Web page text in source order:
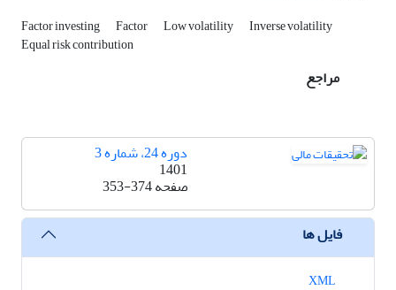
Factor investing Factor Low volatility Inverse volatility
Equal risk contribution
مراجع
دوره 24، شماره 3
1401
صفحه353-374
فایل ها